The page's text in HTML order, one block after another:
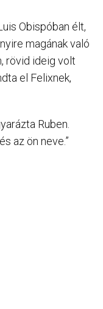
Obispóban élt,
magának való
rövid ideig volt
el Felixnek,
Ruben.
az ön neve.”